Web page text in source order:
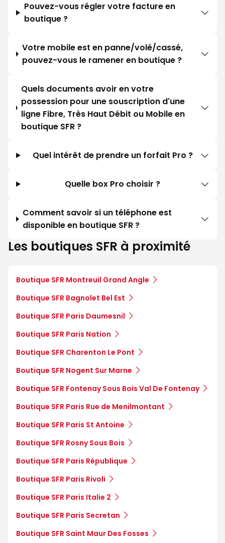
Pouvez-vous régler votre facture en
boutique ?
Votre mobile est en panne/volé/cassé,
pouvez-vous le ramener en boutique ?
Quels documents avoir en votre
possession pour une souscription d'une
ligne Fibre, Très Haut Débit ou Mobile en
boutique SFR ?
Quel intérêt de prendre un forfait Pro ?
Quelle box Pro choisir ?
Comment savoir si un téléphone est
disponible en boutique SFR ?
Les boutiques SFR à proximité
Boutique SFR Montreuil Grand Angle
Boutique SFR Bagnolet Bel Est
Boutique SFR Paris Daumesnil
Boutique SFR Paris Nation
Boutique SFR Charenton Le Pont
Boutique SFR Nogent Sur Marne
Boutique SFR Fontenay Sous Bois Val De Fontenay
Boutique SFR Paris Rue de Menilmontant
Boutique SFR Paris St Antoine
Boutique SFR Rosny Sous Bois
Boutique SFR Paris République
Boutique SFR Paris Rivoli
Boutique SFR Paris Italie 2
Boutique SFR Paris Secretan
Boutique SFR Saint Maur Des Fosses